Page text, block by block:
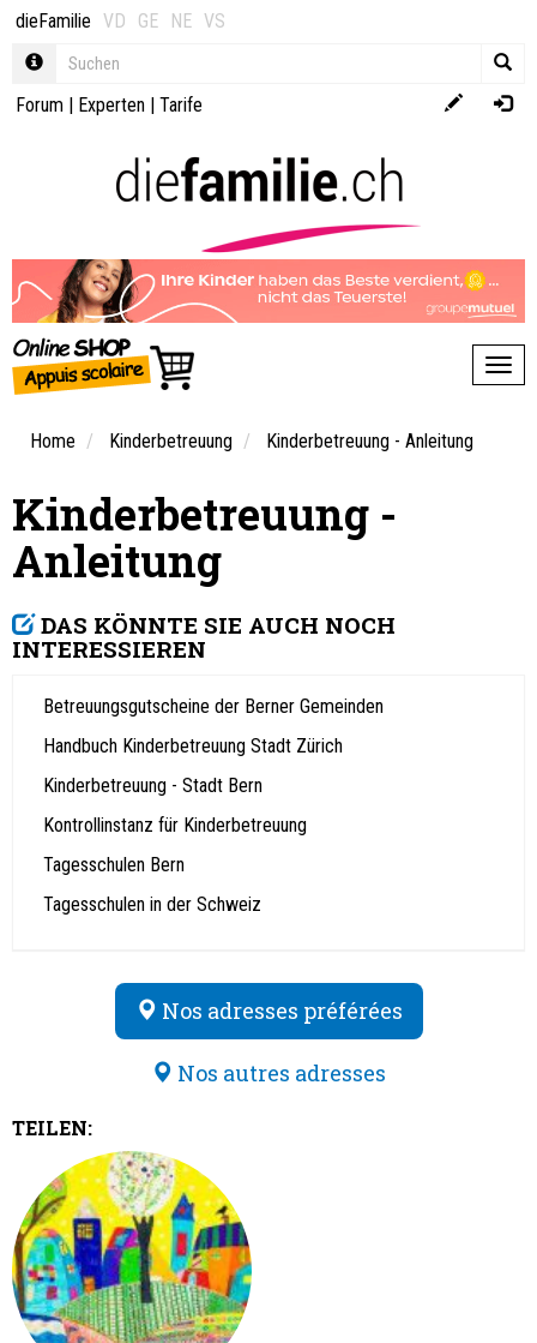
dieFamilie VD GE NE VS
Forum | Experten | Tarife
Home Kinderbetreuung Kinderbetreuung - Anleitung
Kinderbetreuung -
Anleitung
DAS KÖNNTE SIE AUCH NOCH
INTERESSIEREN
Betreuungsgutscheine der Berner Gemeinden
Handbuch Kinderbetreuung Stadt Zürich
Kinderbetreuung - Stadt Bern
Kontrollinstanz für Kinderbetreuung
Tagesschulen Bern
Tagesschulen in der Schweiz
Nos adresses préférées
Nos autres adresses
TEILEN: